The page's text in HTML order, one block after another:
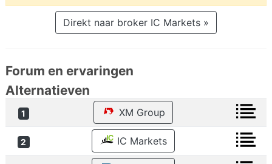
Direkt naar broker IC Markets »
Forum en ervaringen
Alternatieven
1 XM Group
2 IC Markets